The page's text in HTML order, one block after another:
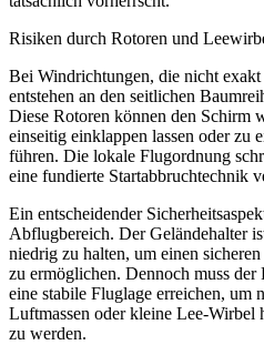
Risiken durch Rotoren und
Bei Windrichtungen, die nicht
entstehen an den seitlichen
Diese Rotoren können den Schirm
einseitig einklappen lassen oder zu
führen. Die lokale Flugordnung
eine fundierte Startabbruchtechnik
Ein entscheidender
Abflugbereich. Der Geländehalter
niedrig zu halten, um einen
zu ermöglichen. Dennoch muss
eine stabile Fluglage erreichen, um
Luftmassen oder kleine Lee-Wirbel
zu werden.